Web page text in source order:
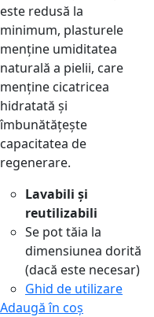
este redusă la
minimum, plasturele
menține umiditatea
naturală a pielii, care
menține cicatricea
hidratată și
îmbunătățește
capacitatea de
regenerare.
Lavabili și
reutilizabili
Se pot tăia la
dimensiunea dorită
(dacă este necesar)
Ghid de utilizare
Adaugă în coș